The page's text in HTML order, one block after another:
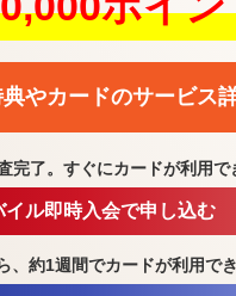
やカードのサービス
完了。すぐにカードが利用で
イル即時入会で申し込む
、約1週間でカードが利用でき